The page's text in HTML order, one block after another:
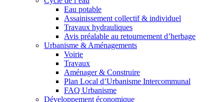
Eau potable
Assainissement collectif & individuel
Travaux hydrauliques
Avis préalable au retournement d’herbage
Urbanisme & Aménagements
Voirie
Travaux
Aménager & Construire
Plan Local d’Urbanisme Intercommunal
FAQ Urbanisme
Développement économique